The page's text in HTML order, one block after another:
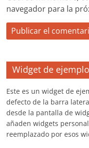
navegador para la
Widget de ejemplo
Este es un widget de
defecto de la barra
desde la pantalla de
añaden widgets
reemplazado por esos